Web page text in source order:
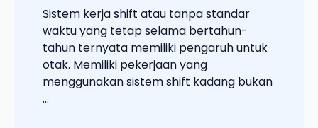
Sistem kerja shift atau tanpa standar
waktu yang tetap selama bertahun-
tahun ternyata memiliki pengaruh untuk
otak. Memiliki pekerjaan yang
menggunakan sistem shift kadang bukan
...